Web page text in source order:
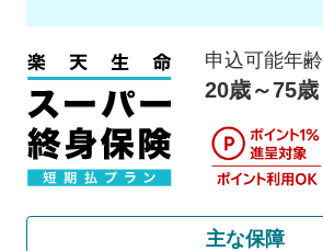
申込可能年齢
20歳～75歳
主な保障